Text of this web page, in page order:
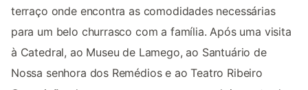
terraço onde encontra as comodidades necessárias
para um belo churrasco com a família. Após uma visita
à Catedral, ao Museu de Lamego, ao Santuário de
Nossa senhora dos Remédios e ao Teatro Ribeiro